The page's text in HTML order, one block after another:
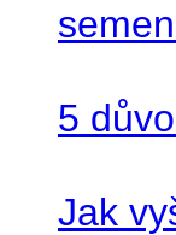
5
Jak